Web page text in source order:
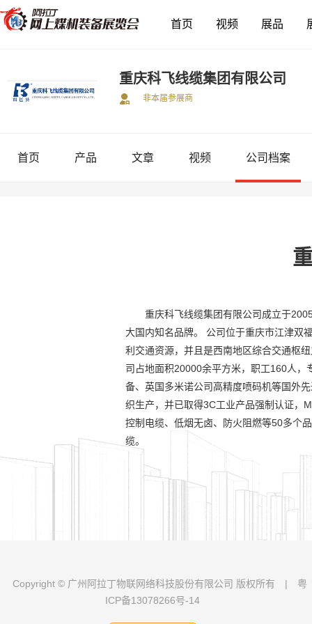
首页 视频 展品
重庆科飞线缆集团有限公司
非本届参展商
首页 产品 文章 视频 公司档案
重庆科飞线缆集团有限公司成立于
大国内知名品牌。 公司位于重庆市江津双
利交通资源，并且是西南地区综合交通枢
司占地面积20000余平方米，职工160人
备、英国多米诺公司高精度喷码机等国外
织生产，并已取得3C工业产品强制认证，
控制电缆、低烟无卤、防火阻燃等50多个
缆。
Copyright © 广州阿拉丁物联网络科技股份有限公司 版权所有 |
粤
ICP备13078266号-14